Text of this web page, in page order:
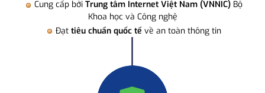
Cung cấp bởi Trung tâm Internet Việt Nam (VNNIC) Bộ
Khoa học và Công nghệ
Đạt tiêu chuẩn quốc tế về an toàn thông tin